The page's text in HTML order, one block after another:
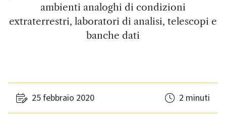
ambienti analoghi di condizioni
extraterrestri, laboratori di analisi, telescopi e
banche dati
25 febbraio 2020 2 minuti